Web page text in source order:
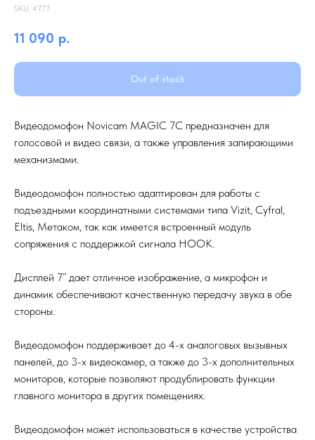
SKU: 4777
11 090 р.
Out of stock
Видеодомофон Novicam MAGIC 7С предназначен для
голосовой и видео связи, а также управления запирающими
механизмами.
Видеодомофон полностью адаптирован для работы с
подъездными координатными системами типа Vizit, Cyfral,
Eltis, Метаком, так как имеется встроенный модуль
сопряжения с поддержкой сигнала HOOK.
Дисплей 7” дает отличное изображение, а микрофон и
динамик обеспечивают качественную передачу звука в обе
стороны.
Видеодомофон поддерживает до 4-х аналоговых вызывных
панелей, до 3-х видеокамер, а также до 3-х дополнительных
мониторов, которые позволяют продублировать функции
главного монитора в других помещениях.
Видеодомофон может использоваться в качестве устройства